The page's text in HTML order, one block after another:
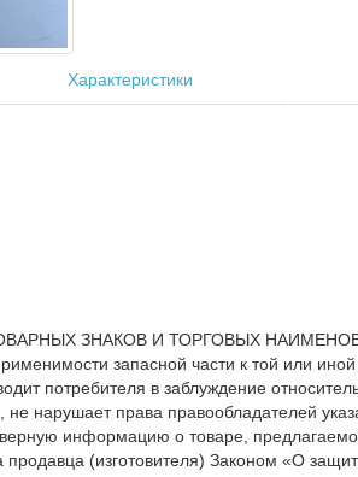
Характеристики
ЗНАКОВ И ТОРГОВЫХ
запасной части к той или
потребителя в заблуждение
нарушает права правообладателей
информацию о товаре,
(изготовителя) Законом «О